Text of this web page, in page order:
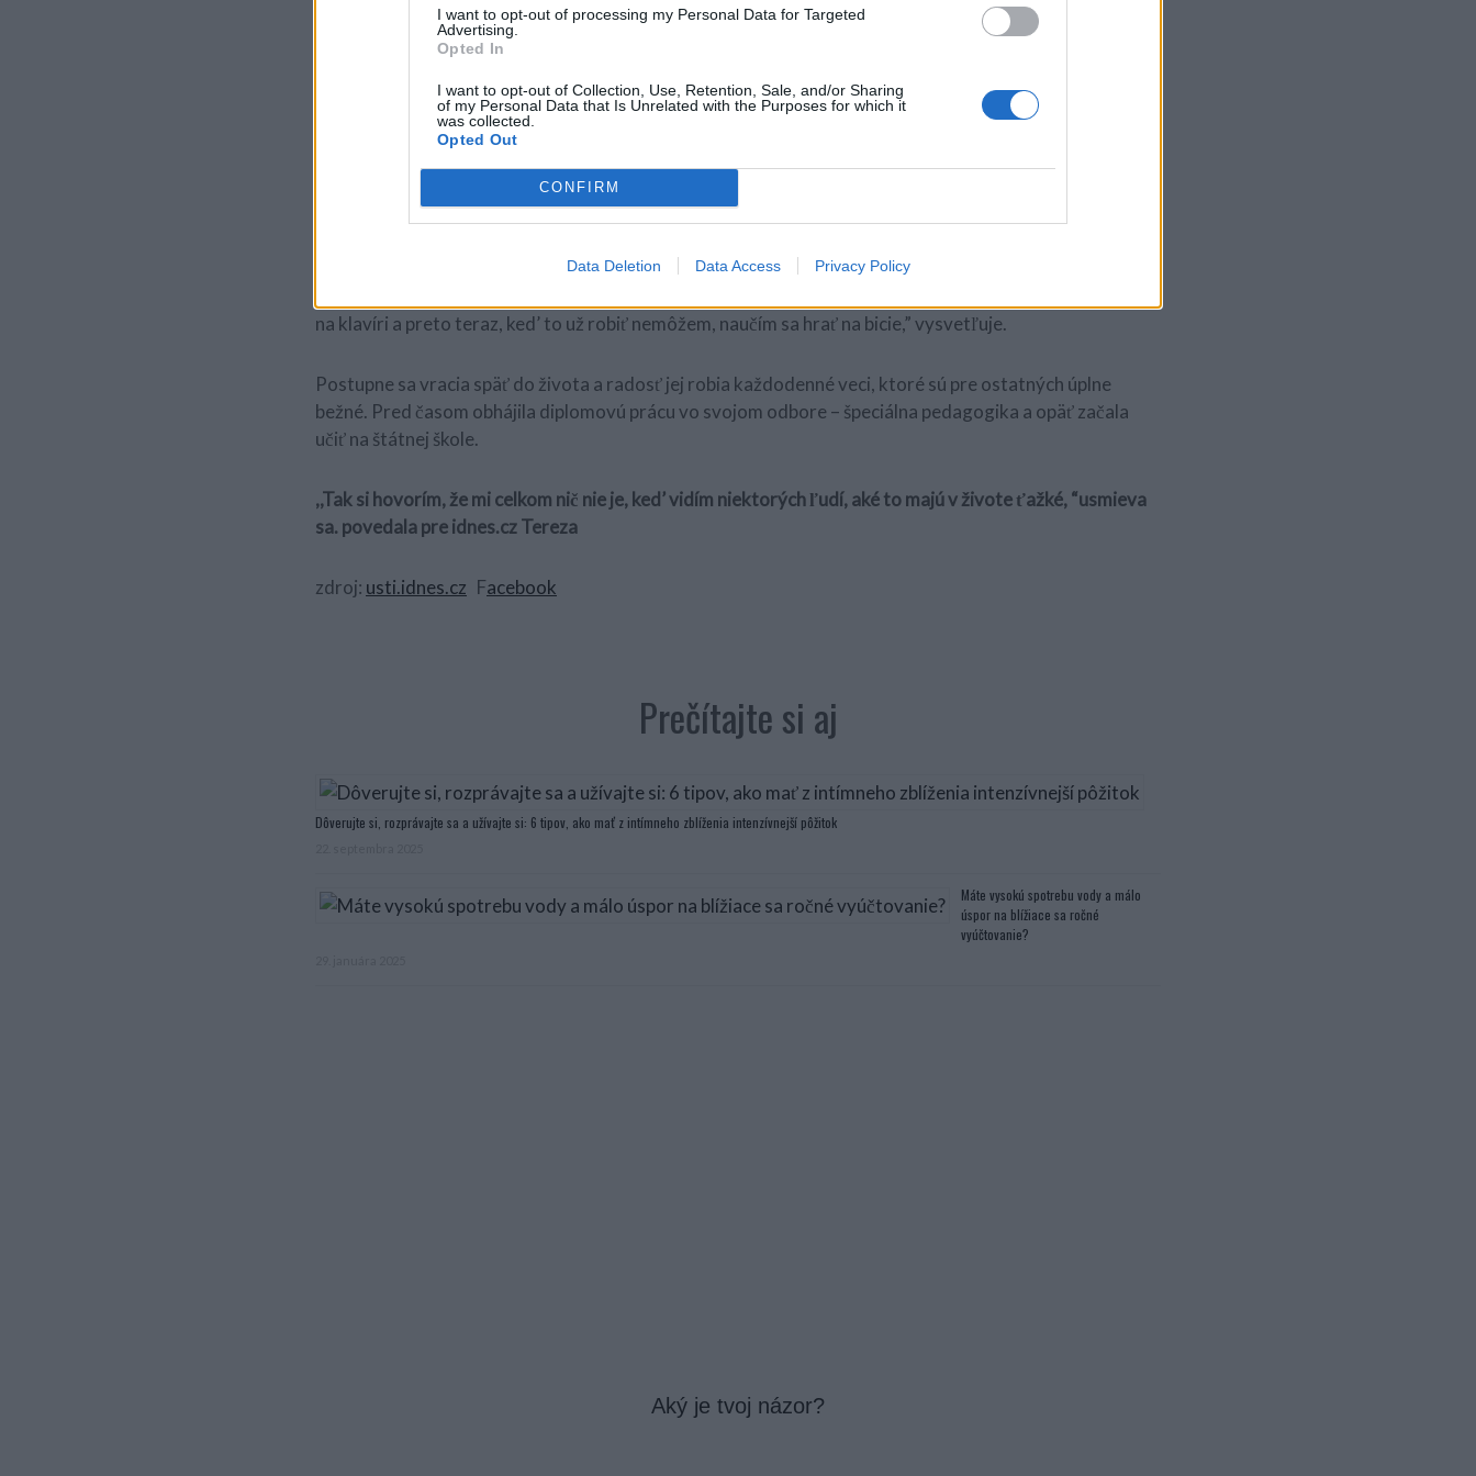
I want to opt-out of processing my Personal Data for Targeted
Advertising.
Opted In
I want to opt-out of Collection, Use, Retention, Sale, and/or Sharing
of my Personal Data that Is Unrelated with the Purposes for which it
was collected.
Opted Out
CONFIRM
Data Deletion Data Access Privacy Policy
ide o to, že bude!”
Týždenne dochádza kvôli nefunkčnému žalúdku na dialýzu, ale aj napriek tomu plánuje svoj budúci
na klavíri a preto teraz, ked’ to už robiť nemôžem, naučím sa hrať na bicie,” vysvetľuje.
Postupne sa vracia späť do života a radosť jej robia každodenné veci, ktoré sú pre ostatných úplne
bežné. Pred časom obhájila diplomovú prácu vo svojom odbore – špeciálna pedagogika a opäť začala
učiť na štátnej škole.
,,Tak si hovorím, že mi celkom nič nie je, ked’ vidím niektorých ľudí, aké to majú v živote ťažké, “usmieva
sa. povedala pre idnes.cz Tereza
zdroj: usti.idnes.cz Facebook
Prečítajte si aj
Dôverujte si, rozprávajte sa a užívajte si: 6 tipov, ako mať z intímneho zblíženia intenzívnejší pôžitok
Máte vysokú spotrebu vody a málo
úspor na blížiace sa ročné
vyúčtovanie?
Aký je tvoj názor?